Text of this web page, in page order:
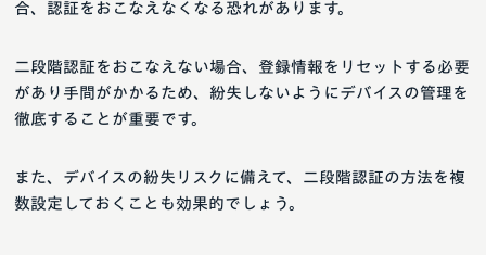
合、認証をおこなえなくなる恐れがあります。
二段階認証をおこなえない場合、登録情報をリセットする必要
があり手間がかかるため、紛失しないようにデバイスの管理を
徹底することが重要です。
また、デバイスの紛失リスクに備えて、二段階認証の方法を複
数設定しておくことも効果的でしょう。